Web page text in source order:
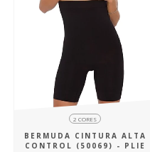
2 CORES
BERMUDA CINTURA ALTA
CONTROL (50069) - PLIE